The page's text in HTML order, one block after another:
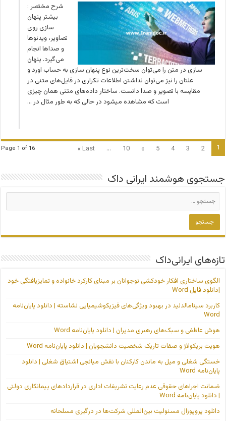
شرح مختصر :
بیشتر پنهان
سازی روی
تصاویر، ویدئوها
و صداها انجام
می‌گیرد. پنهان
سازی در متن را می‌توان سخت‌ترین نوع پنهان سازی به حساب اورد و
علتان را نیز می‌توان نداشتن اطلاعات تکراری در فایل‌های متنی در
مقایسه با تصویر و صدا دانست. ساختار داده‌های متنی همان چیزی
است که مشاهده می­شود در حالی که به طور مثال در …
Page 1 of 16 1
2
3
4
5
»
10
...
Last »
جستجوی هوشمند ایرانی داک
تازه‌های ایرانی‌داک
الگوی ساختاری افکار خودکشی نوجوانان بر مبنای کارکرد خانواده و تمایزیافتگی خود
|دانلود فایل Word
کاربرد سینامالدئید در بهبود ویژگی‌های فیزیکوشیمیایی نشاسته | دانلود پایان‌نامه
Word
هوش عاطفی و سبک‌های رهبری مدیران | دانلود پایان‌نامه Word
هویت بریکولاژ و صفات تاریک شخصیت دانشجویان | دانلود پایان‌نامه Word
خستگی شغلی و میل به ماندن کارکنان با نقش میانجی اشتیاق شغلی | دانلود
پایان‌نامه Word
ضمانت اجراهای حقوقی عدم رعایت تشریفات اداری در قراردادهای پیمانکاری دولتی
| دانلود پایان‌نامه Word
دانلود پروپوزال مسئولیت بین‌المللی شرکت‌ها در درگیری مسلحانه